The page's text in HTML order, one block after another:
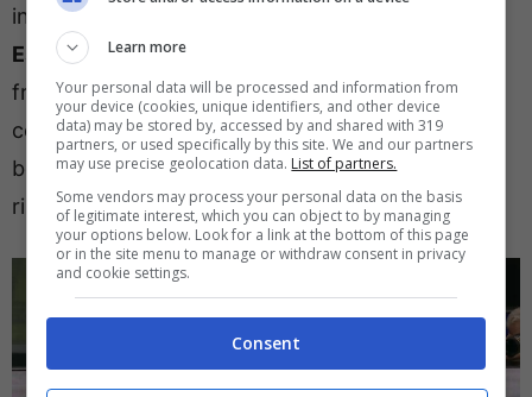
in corso. Per una maglia da titolare sono in ballo
Esposito
eBonny
francese favorito. Come detto dovrebbe essere
confermatoSucic , che ha dimostrato con il
bellissimo gol alla Fiorentina di essere più di un
rincalzo di qualità.
Learn more
Your personal data will be processed and information from
your device (cookies, unique identifiers, and other device
data) may be stored by, accessed by and shared with 319
partners, or used specifically by this site. We and our partners
may use precise geolocation data. List of partners.
Some vendors may process your personal data on the basis
of legitimate interest, which you can object to by managing
your options below. Look for a link at the bottom of this page
or in the site menu to manage or withdraw consent in privacy
and cookie settings.
Consent